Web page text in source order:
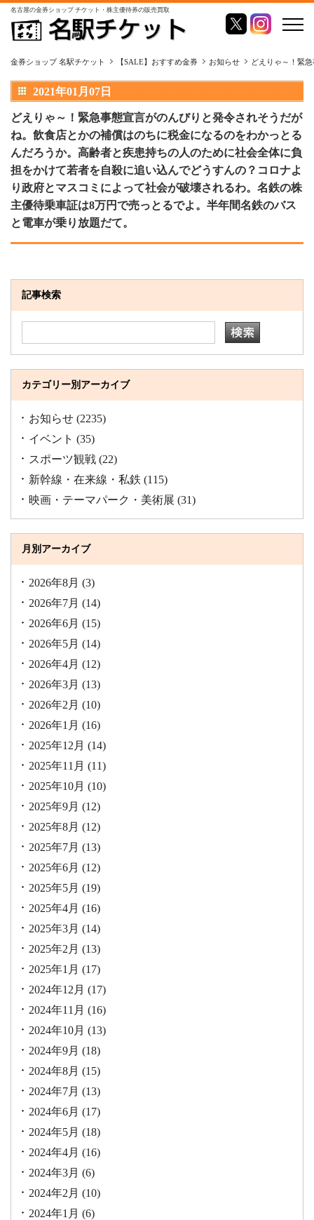
名古屋の金券ショップ チケット・株主優待券の販売買取
金券ショップ 名駅チケット 【SALE】おすすめ金券 お知らせ どえりゃ～！緊
2021年01月07日
どえりゃ～！緊急事態宣言がのんびりと発令されそうだが
ね。飲食店とかの補償はのちに税金になるのをわかっとる
んだろうか。高齢者と疾患持ちの人のために社会全体に負
担をかけて若者を自殺に追い込んでどうすんの？コロナよ
り政府とマスコミによって社会が破壊されるわ。名鉄の株
主優待乗車証は8万円で売っとるでよ。半年間名鉄のバス
と電車が乗り放題だて。
記事検索
カテゴリー別アーカイブ
お知らせ (2235)
イベント (35)
スポーツ観戦 (22)
新幹線・在来線・私鉄 (115)
映画・テーマパーク・美術展 (31)
月別アーカイブ
2026年8月 (3)
2026年7月 (14)
2026年6月 (15)
2026年5月 (14)
2026年4月 (12)
2026年3月 (13)
2026年2月 (10)
2026年1月 (16)
2025年12月 (14)
2025年11月 (11)
2025年10月 (10)
2025年9月 (12)
2025年8月 (12)
2025年7月 (13)
2025年6月 (12)
2025年5月 (19)
2025年4月 (16)
2025年3月 (14)
2025年2月 (13)
2025年1月 (17)
2024年12月 (17)
2024年11月 (16)
2024年10月 (13)
2024年9月 (18)
2024年8月 (15)
2024年7月 (13)
2024年6月 (17)
2024年5月 (18)
2024年4月 (16)
2024年3月 (6)
2024年2月 (10)
2024年1月 (6)